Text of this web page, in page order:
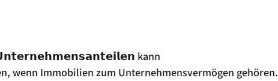
kann
Immobilien zum Unternehmensvermögen gehören.